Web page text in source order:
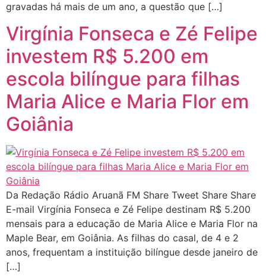
gravadas há mais de um ano, a questão que […]
Virgínia Fonseca e Zé Felipe
investem R$ 5.200 em
escola bilíngue para filhas
Maria Alice e Maria Flor em
Goiânia
Da Redação Rádio Aruanã FM Share Tweet Share Share
E-mail Virgínia Fonseca e Zé Felipe destinam R$ 5.200
mensais para a educação de Maria Alice e Maria Flor na
Maple Bear, em Goiânia. As filhas do casal, de 4 e 2
anos, frequentam a instituição bilíngue desde janeiro de
[…]